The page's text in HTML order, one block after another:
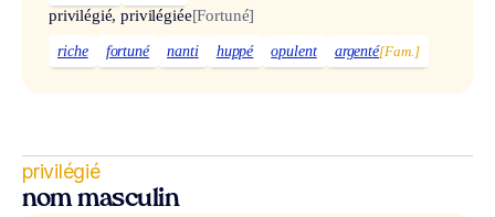
privilégié, privilégiée[Fortuné]
riche fortuné nanti huppé opulent argenté[Fam.]
privilégié
nom masculin